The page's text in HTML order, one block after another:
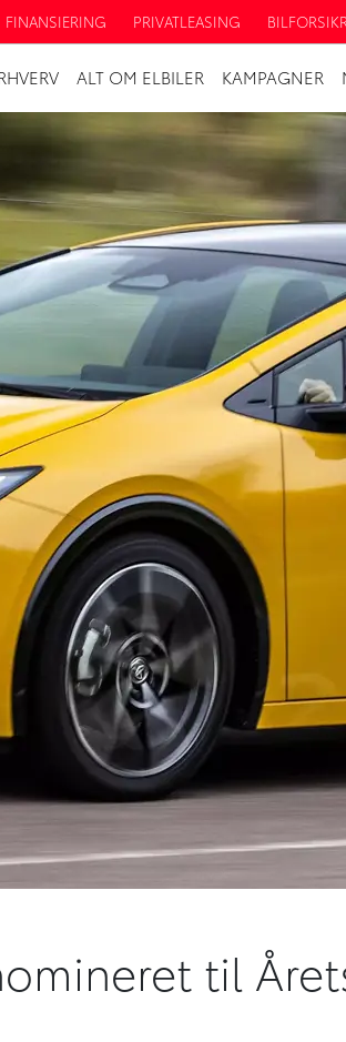
FINANSIERING PRIVATLEASING
ALT OM ELBILER KAMPAGNER
til